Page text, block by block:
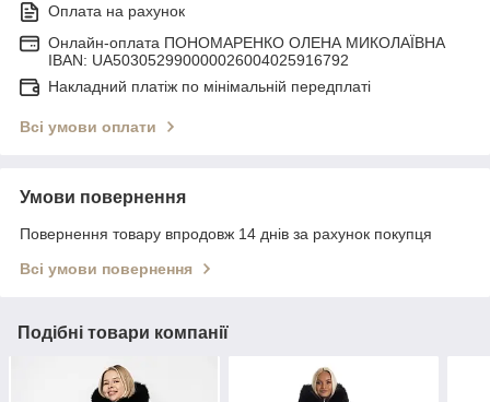
Оплата на рахунок
Онлайн-оплата ПОНОМАРЕНКО ОЛЕНА МИКОЛАЇВНА
IBAN: UA503052990000026004025916792
Накладний платіж по мінімальній передплаті
Всі умови оплати
Умови повернення
Повернення товару впродовж 14 днів за рахунок покупця
Всі умови повернення
Подібні товари компанії